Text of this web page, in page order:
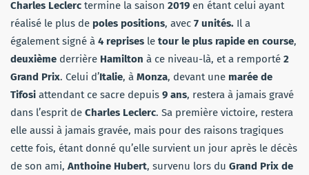
Charles Leclerc termine la saison 2019 en étant celui ayant
réalisé le plus de poles positions, avec 7 unités. Il a
également signé à 4 reprises le tour le plus rapide en course,
deuxième derrière Hamilton à ce niveau-là, et a remporté 2
Grand Prix. Celui d’Italie, à Monza, devant une marée de
Tifosi attendant ce sacre depuis 9 ans, restera à jamais gravé
dans l’esprit de Charles Leclerc. Sa première victoire, restera
elle aussi à jamais gravée, mais pour des raisons tragiques
cette fois, étant donné qu’elle survient un jour après le décès
de son ami, Anthoine Hubert, survenu lors du Grand Prix de